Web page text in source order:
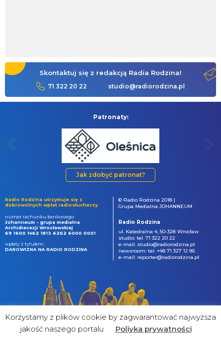
Skontaktuj się z redakcją Radia Rodzina!
71 322 20 22 studio@radiorodzina.pl
Patronaty:
Jak zdobyć patronat?
Radio Rodzina utrzymuje się z
dobrowolnych wpłat radiosłuchaczy.
numer rachunku bankowego:
Johanneum - grupa medialna
Archidiecezji Wrocławskiej
69 1600 1462 1813 6262 6000 0001
wpłaty z tytułem:
DAROWIZNA NA RADIO RODZINA
© Radio Rodzina 2018 |
Grupa Medialna JOHANNEUM
Radio Rodzina
ul. Katedralna 4, 50-328 Wrocław
studio: tel. 71 322 20 22
e-mail: studio@radiorodzina.pl
newsroom: tel. +48 71 327 12 85
e-mail: reporter@radiorodzina.pl
Korzystamy z plików cookie by zagwarantować najwyższa
jakość naszego portalu
Poliyka prywatności